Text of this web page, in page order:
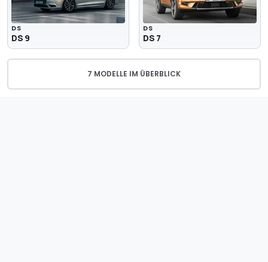
DS
DS 9
DS
DS 7
7 MODELLE IM ÜBERBLICK